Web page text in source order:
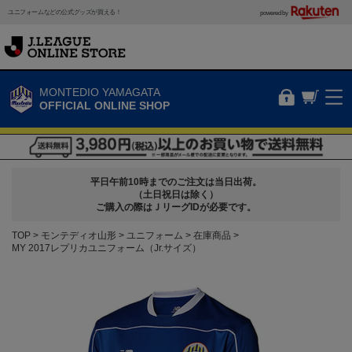
ユニフォームなどの公式グッズが買える！ powered by
MONTEDIO YAMAGATA
OFFICIAL ONLINE SHOP
平日午前10時までのご注文は当日出荷。
（土日祝日は除く）
ご購入の際はＪリーグIDが必要です。
TOP モンテディオ山形 ユニフォーム
在庫商品
MY 2017レプリカユニフォーム（Jr.サイズ）